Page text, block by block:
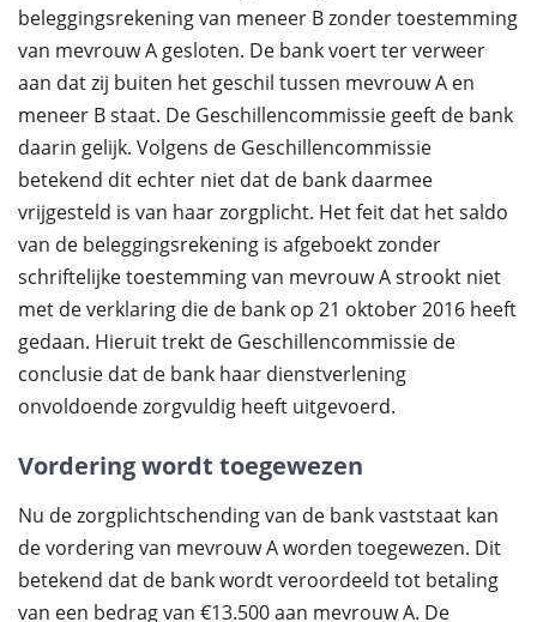
beleggingsrekening van meneer B zonder toestemming
van mevrouw A gesloten. De bank voert ter verweer
aan dat zij buiten het geschil tussen mevrouw A en
meneer B staat. De Geschillencommissie geeft de bank
daarin gelijk. Volgens de Geschillencommissie
betekend dit echter niet dat de bank daarmee
vrijgesteld is van haar zorgplicht. Het feit dat het saldo
van de beleggingsrekening is afgeboekt zonder
schriftelijke toestemming van mevrouw A strookt niet
met de verklaring die de bank op 21 oktober 2016 heeft
gedaan. Hieruit trekt de Geschillencommissie de
conclusie dat de bank haar dienstverlening
onvoldoende zorgvuldig heeft uitgevoerd.
Vordering wordt toegewezen
Nu de zorgplichtschending van de bank vaststaat kan
de vordering van mevrouw A worden toegewezen. Dit
betekend dat de bank wordt veroordeeld tot betaling
van een bedrag van €13.500 aan mevrouw A. De